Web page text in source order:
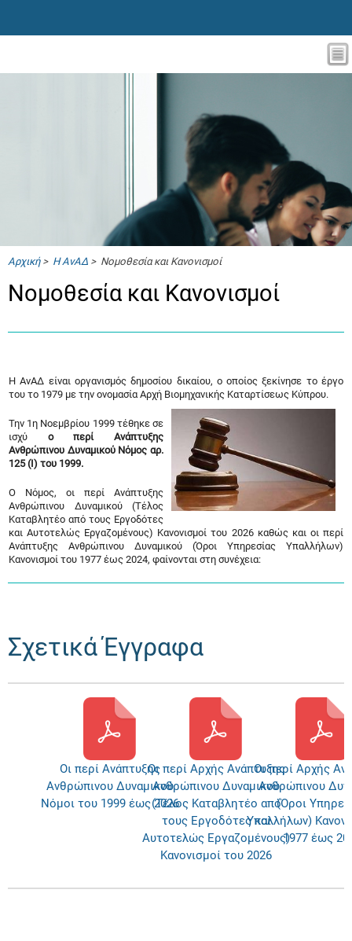
Αρχική> Η ΑνΑΔ > Νομοθεσία και Κανονισμοί
Νομοθεσία και Κανονισμοί
Η ΑνΑΔ είναι οργανισμός δημοσίου δικαίου, ο οποίος ξεκίνησε το έργο
του το 1979 με την ονομασία Αρχή Βιομηχανικής Καταρτίσεως Κύπρου.
Την 1η Νοεμβρίου 1999 τέθηκε σε
ισχύ ο περί Ανάπτυξης
Ανθρώπινου Δυναμικού Νόμος αρ.
125 (Ι) του 1999.
Ο Νόμος, οι περί Ανάπτυξης
Ανθρώπινου Δυναμικού (Τέλος
Καταβλητέο από τους Εργοδότες
και Αυτοτελώς Εργαζομένους) Κανονισμοί του 2026 καθώς και οι περί
Ανάπτυξης Ανθρώπινου Δυναμικού (Όροι Υπηρεσίας Υπαλλήλων)
Κανονισμοί του 1977 έως 2024, φαίνονται στη συνέχεια:
Σχετικά Έγγραφα
Οι περί Ανάπτυξης
Ανθρώπινου Δυναμικού
Νόμοι του 1999 έως 2026
Oι περί Αρχής Ανάπτυξης
Ανθρώπινου Δυναμικού
(Τέλος Καταβλητέο από
τους Εργοδότες και
Αυτοτελώς Εργαζομένους)
Κανονισμοί του 2026
Οι περί Αρχής
Ανθρώπινου
(Όροι
Υπαλλήλων)
1977 έως